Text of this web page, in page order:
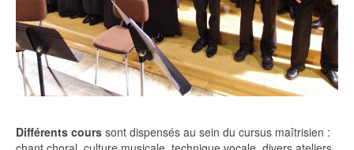
Différents cours sont dispensés au sein du cursus maîtrisien :